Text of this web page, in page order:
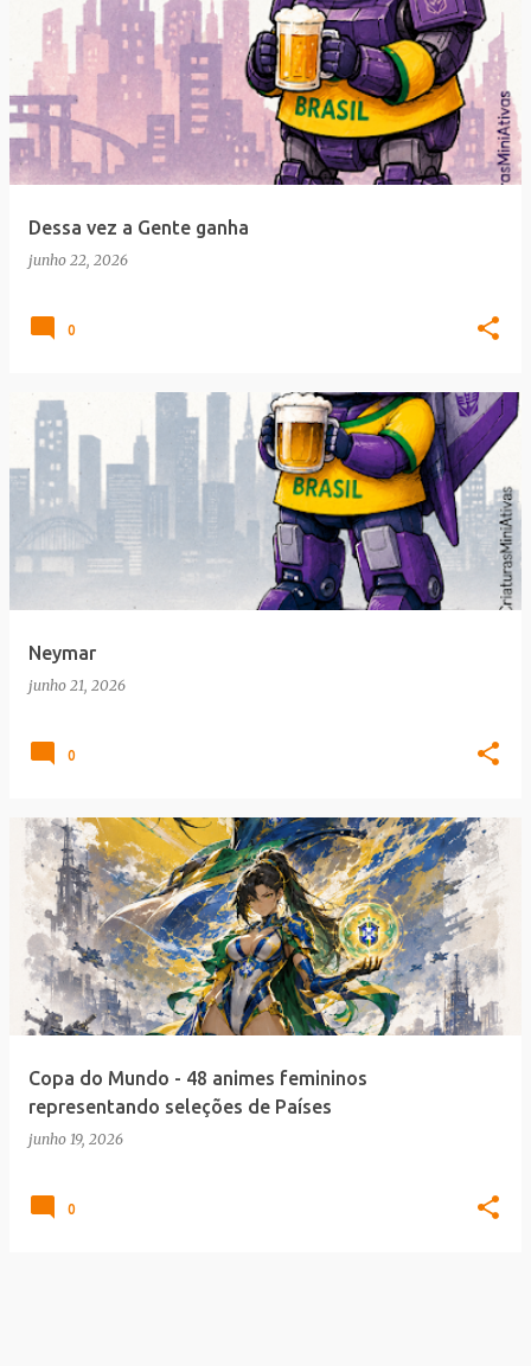
Dessa vez a Gente ganha
junho 22, 2026
0
Neymar
junho 21, 2026
0
Copa do Mundo - 48 animes femininos
representando seleções de Países
junho 19, 2026
0